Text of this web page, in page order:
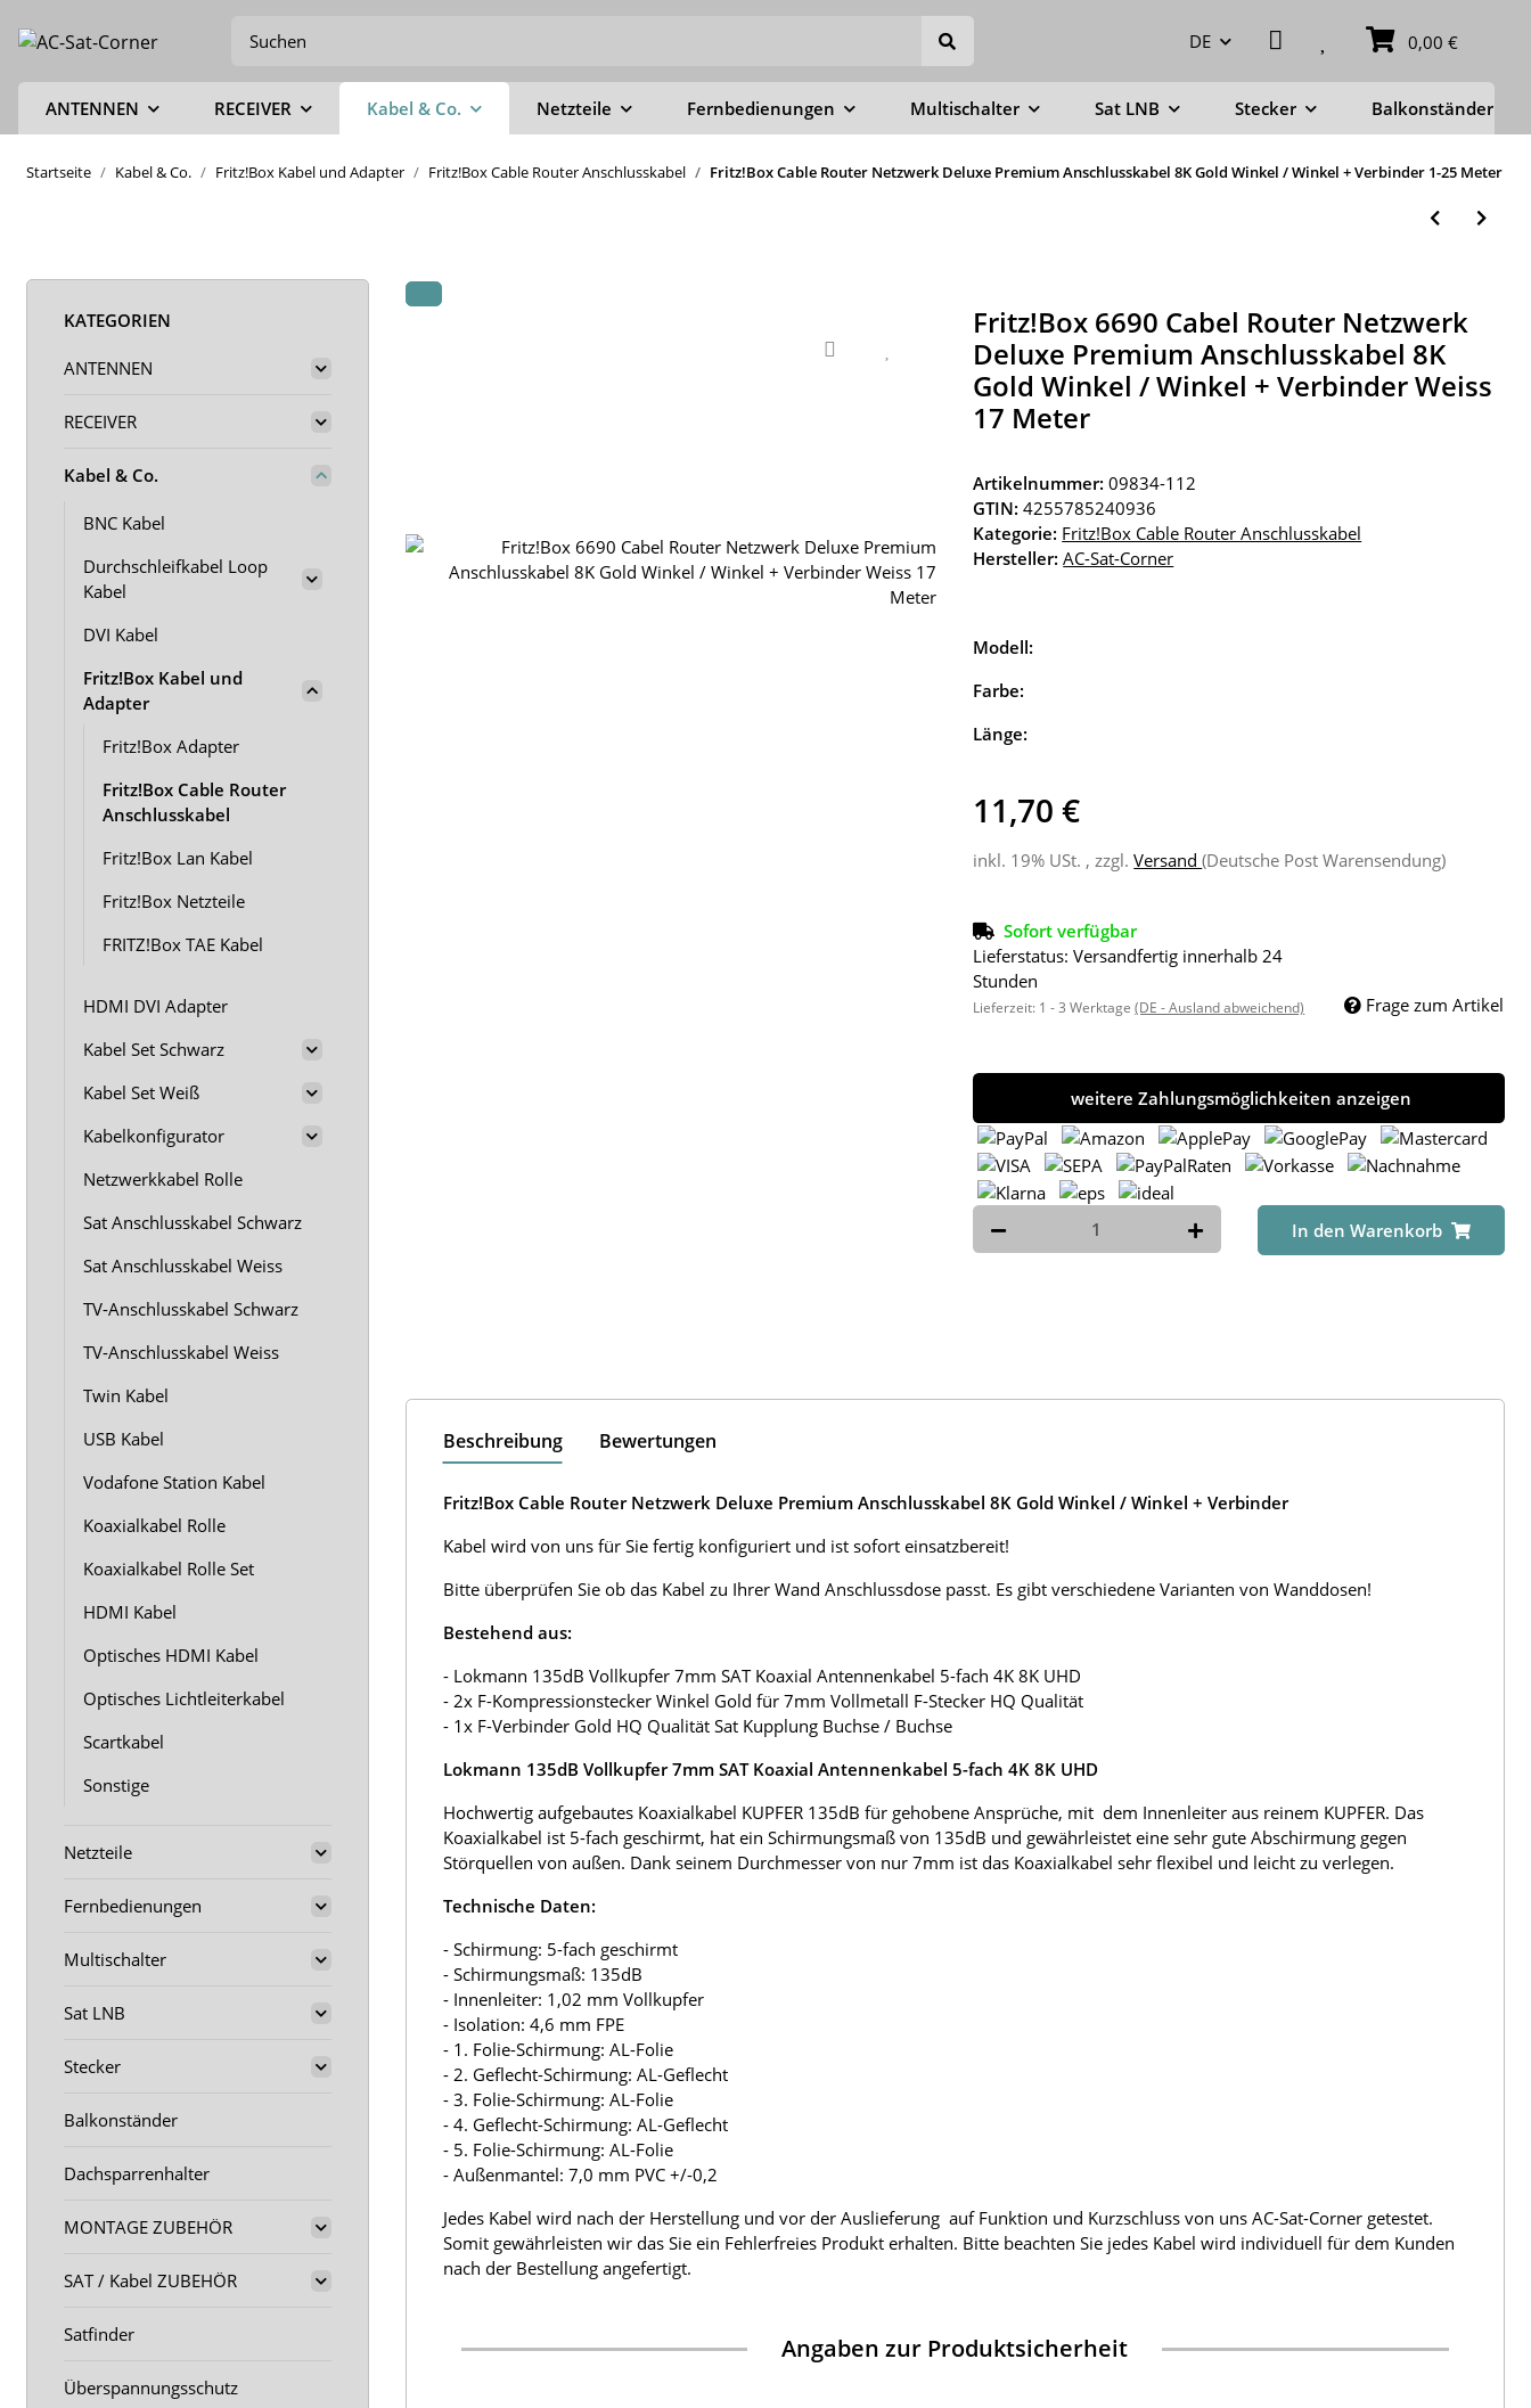
DE 0,00 €
ANTENNEN RECEIVER Kabel & Co. Netzteile Fernbedienungen Multischalter Sat LNB Stecker Balkonständer
Startseite Kabel & Co. Fritz!Box Kabel und Adapter Fritz!Box Cable Router Anschlusskabel Fritz!Box Cable Router Netzwerk Deluxe Premium Anschlusskabel 8K Gold Winkel / Winkel + Verbinder 1-25 Meter
Fritz!Box 6690 Cabel Router Netzwerk
Deluxe Premium Anschlusskabel 8K
Gold Winkel / Winkel + Verbinder Weiss
17 Meter
Artikelnummer:09834-112
GTIN: 4255785240936
Kategorie: Fritz!Box Cable Router Anschlusskabel
Hersteller: AC-Sat-Corner
Modell:
Farbe:
Länge:
11,70 €
inkl. 19% USt. , zzgl.Versand(Deutsche Post Warensendung)
Sofort verfügbar
Lieferstatus: Versandfertig innerhalb 24
Stunden
Lieferzeit: 1 - 3 Werktage(DE - Ausland abweichend) Frage zum Artikel
weitere Zahlungsmöglichkeiten anzeigen
In den Warenkorb
Beschreibung Bewertungen
Fritz!Box Cable Router Netzwerk Deluxe Premium Anschlusskabel 8K Gold Winkel / Winkel + Verbinder
Kabel wird von uns für Sie fertig konfiguriert und ist sofort einsatzbereit!
Bitte überprüfen Sie ob das Kabel zu Ihrer Wand Anschlussdose passt. Es gibt verschiedene Varianten von Wanddosen!
Bestehend aus:
- Lokmann 135dB Vollkupfer 7mm SAT Koaxial Antennenkabel 5-fach 4K 8K UHD
- 2x F-Kompressionstecker Winkel Gold für 7mm Vollmetall F-Stecker HQ Qualität
- 1x F-Verbinder Gold HQ Qualität Sat Kupplung Buchse / Buchse
Lokmann 135dB Vollkupfer 7mm SAT Koaxial Antennenkabel 5-fach 4K 8K UHD
Hochwertig aufgebautes Koaxialkabel KUPFER 135dB für gehobene Ansprüche, mit dem Innenleiter aus reinem KUPFER. Das
Koaxialkabel ist 5-fach geschirmt, hat ein Schirmungsmaß von 135dB und gewährleistet eine sehr gute Abschirmung gegen
Störquellen von außen. Dank seinem Durchmesser von nur 7mm ist das Koaxialkabel sehr flexibel und leicht zu verlegen.
Technische Daten:
- Schirmung: 5-fach geschirmt
- Schirmungsmaß: 135dB
- Innenleiter: 1,02 mm Vollkupfer
- Isolation: 4,6 mm FPE
- 1. Folie-Schirmung: AL-Folie
- 2. Geflecht-Schirmung: AL-Geflecht
- 3. Folie-Schirmung: AL-Folie
- 4. Geflecht-Schirmung: AL-Geflecht
- 5. Folie-Schirmung: AL-Folie
- Außenmantel: 7,0 mm PVC +/-0,2
Jedes Kabel wird nach der Herstellung und vor der Auslieferung auf Funktion und Kurzschluss von uns AC-Sat-Corner getestet.
Somit gewährleisten wir das Sie ein Fehlerfreies Produkt erhalten. Bitte beachten Sie jedes Kabel wird individuell für dem Kunden
nach der Bestellung angefertigt.
Angaben zur Produktsicherheit
KATEGORIEN
ANTENNEN
RECEIVER
Kabel & Co.
BNC Kabel
Durchschleifkabel Loop
Kabel
DVI Kabel
Fritz!Box Kabel und
Adapter
Fritz!Box Adapter
Fritz!Box Cable Router
Anschlusskabel
Fritz!Box Lan Kabel
Fritz!Box Netzteile
FRITZ!Box TAE Kabel
HDMI DVI Adapter
Kabel Set Schwarz
Kabel Set Weiß
Kabelkonfigurator
Netzwerkkabel Rolle
Sat Anschlusskabel Schwarz
Sat Anschlusskabel Weiss
TV-Anschlusskabel Schwarz
TV-Anschlusskabel Weiss
Twin Kabel
USB Kabel
Vodafone Station Kabel
Koaxialkabel Rolle
Koaxialkabel Rolle Set
HDMI Kabel
Optisches HDMI Kabel
Optisches Lichtleiterkabel
Scartkabel
Sonstige
Netzteile
Fernbedienungen
Multischalter
Sat LNB
Stecker
Balkonständer
Dachsparrenhalter
MONTAGE ZUBEHÖR
SAT / Kabel ZUBEHÖR
Satfinder
Überspannungsschutz